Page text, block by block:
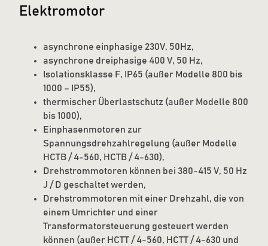
Elektromotor
asynchrone einphasige 230V, 50Hz,
asynchrone dreiphasige 400 V, 50 Hz,
Isolationsklasse F, IP65 (außer Modelle 800 bis
1000 – IP55),
thermischer Überlastschutz (außer Modelle 800
bis 1000),
Einphasenmotoren zur
Spannungsdrehzahlregelung (außer Modelle
HCTB / 4-560, HCTB / 4-630),
Drehstrommotoren können bei 380-415 V, 50 Hz
J / D geschaltet werden,
Drehstrommotoren mit einer Drehzahl, die von
einem Umrichter und einer
Transformatorsteuerung gesteuert werden
können (außer HCTT / 4-560, HCTT / 4-630 und